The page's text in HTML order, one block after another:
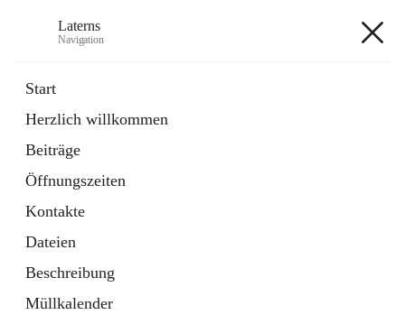
Laterns
Navigation
Start
Herzlich willkommen
Beiträge
Öffnungszeiten
Kontakte
Dateien
Beschreibung
Müllkalender
11 Schnellzugriffe
Soziales
1 Schnellzugriff